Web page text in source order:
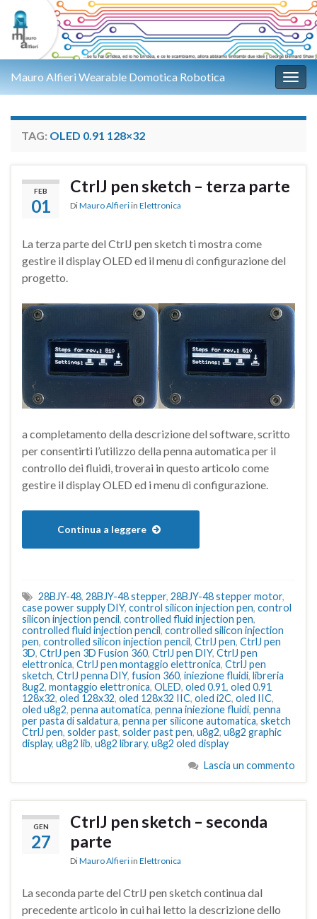
Mauro Alfieri Wearable Domotica Robotica
TAG: OLED 0.91 128×32
FEB
01
CtrlJ pen sketch – terza parte
DiMauro Alfieri in Elettronica
La terza parte del CtrlJ pen sketch ti mostra come
gestire il display OLED ed il menu di configurazione del
progetto.
a completamento della descrizione del software, scritto
per consentirti l’utilizzo della penna automatica per il
controllo dei fluidi, troverai in questo articolo come
gestire il display OLED ed i menu di configurazione.
Continua a leggere
28BJY-48, 28BJY-48 stepper, 28BJY-48 stepper motor,
case power supply DIY, control silicon injection pen, control
silicon injection pencil, controlled fluid injection pen,
controlled fluid injection pencil, controlled silicon injection
pen, controlled silicon injection pencil, CtrlJ pen, CtrlJ pen
3D, CtrlJ pen 3D Fusion 360, CtrlJ pen DIY, CtrlJ pen
elettronica, CtrlJ pen montaggio elettronica, CtrlJ pen
sketch, CtrlJ penna DIY, fusion 360, iniezione fluidi, libreria
8ug2, montaggio elettronica, OLED, oled 0.91, oled 0.91
128x32, oled 128x32, oled 128x32 IIC, oled i2C, oled IIC,
oled u8g2, penna automatica, penna iniezione fluidi, penna
per pasta di saldatura, penna per silicone automatica, sketch
CtrlJ pen, solder past, solder past pen, u8g2, u8g2 graphic
display, u8g2 lib, u8g2 library, u8g2 oled display
Lascia un commento
GEN
27
CtrlJ pen sketch – seconda
parte
DiMauro Alfieri in Elettronica
La seconda parte del CtrlJ pen sketch continua dal
precedente articolo in cui hai letto la descrizione dello